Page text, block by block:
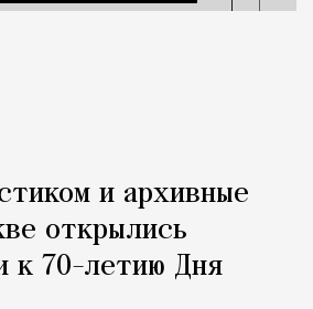
и архивные
открылись
к 70-летию Дня